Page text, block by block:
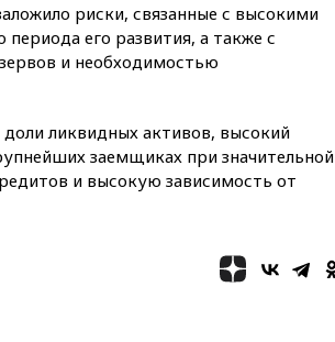
согласовал первый стандарт
исламского банкинга
вчера, 21:43Организаторы
пройдет в Саудовской Аравии
вчера, 21:35 Машков: в РФ
подготовили концепцию
Правительство
РФ разрешило продажу
риски, связанные с высокими
его развития, а также с
и необходимостью
ликвидных активов, высокий
заемщиках при значительной
и высокую зависимость от